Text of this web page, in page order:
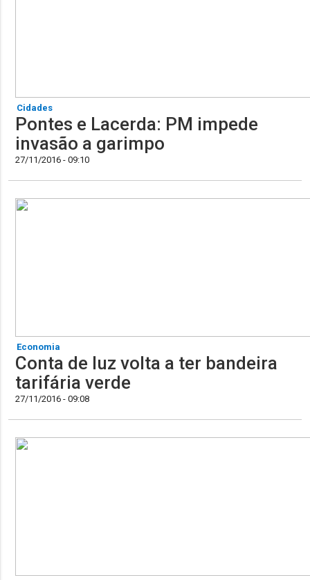
Cidades
Pontes e Lacerda: PM impede
invasão a garimpo
27/11/2016 - 09:10
Economia
Conta de luz volta a ter bandeira
tarifária verde
27/11/2016 - 09:08